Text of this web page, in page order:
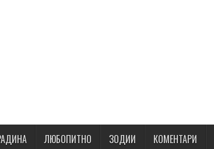
ЛЮБОПИТНО ЗОДИИ КОМЕНТАРИ